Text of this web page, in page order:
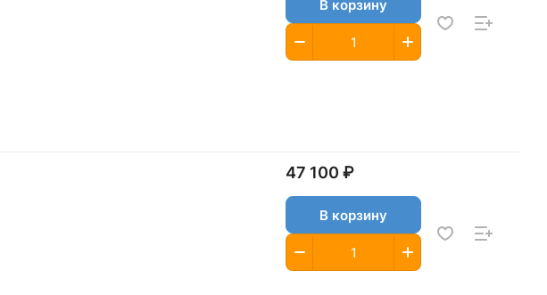
В корзину
47 100 ₽
В корзину